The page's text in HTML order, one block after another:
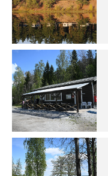
Lue
Leirintäoppaan
artikkeli:
Lampien
rannalla
pääsee
irti
arjesta
Lue
Leirintäoppaan
artikkeli:
Aivan
Saariston
Rengastien
portilla